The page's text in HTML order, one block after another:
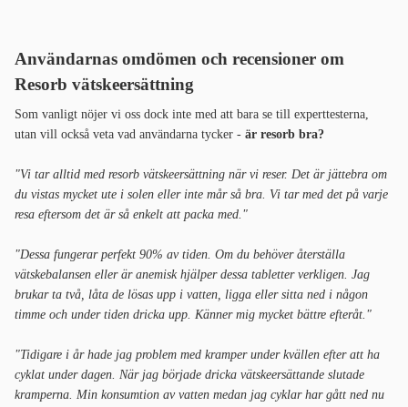
Användarnas omdömen och recensioner om
Resorb vätskeersättning
Som vanligt nöjer vi oss dock inte med att bara se till experttesterna,
utan vill också veta vad användarna tycker - är resorb bra?
"Vi tar alltid med resorb vätskeersättning när vi reser. Det är jättebra om
du vistas mycket ute i solen eller inte mår så bra. Vi tar med det på varje
resa eftersom det är så enkelt att packa med."
"Dessa fungerar perfekt 90% av tiden. Om du behöver återställa
vätskebalansen eller är anemisk hjälper dessa tabletter verkligen. Jag
brukar ta två, låta de lösas upp i vatten, ligga eller sitta ned i någon
timme och under tiden dricka upp. Känner mig mycket bättre efteråt."
"Tidigare i år hade jag problem med kramper under kvällen efter att ha
cyklat under dagen. När jag började dricka vätskeersättande slutade
kramperna. Min konsumtion av vatten medan jag cyklar har gått ned nu